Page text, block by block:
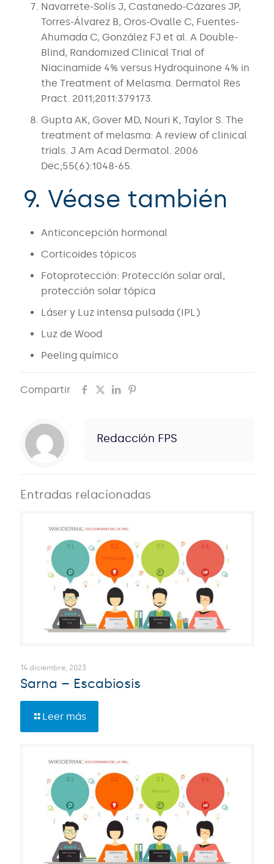
Navarrete-Solís J, Castanedo-Cázares JP,
Torres-Álvarez B, Oros-Ovalle C, Fuentes-
Ahumada C, González FJ et al. A Double-
Blind, Randomized Clinical Trial of
Niacinamide 4% versus Hydroquinone 4% in
the Treatment of Melasma. Dermatol Res
Pract. 2011;2011:379173.
Gupta AK, Gover MD, Nouri K, Taylor S. The
treatment of melasma: A review of clinical
trials. J Am Acad Dermatol. 2006
Dec;55(6):1048-65.
9. Véase también
Anticoncepción hormonal
Corticoides tópicos
Fotoprotección: Protección solar oral,
protección solar tópica
Láser y Luz intensa pulsada (IPL)
Luz de Wood
Peeling químico
Compartir
Redacción FPS
Entradas relacionadas
14 diciembre, 2023
Sarna – Escabiosis
Leer más